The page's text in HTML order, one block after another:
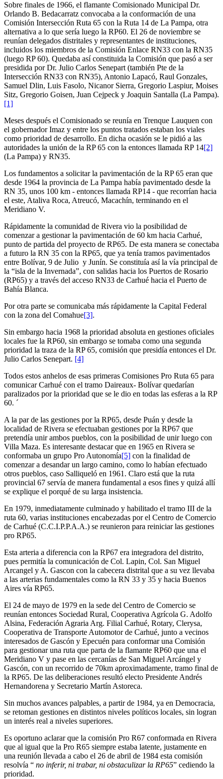
Sobre finales de 1966, el flamante Comisionado Municipal Dr.
Orlando B. Bedacarratz convocaba a la conformación de una
Comisión Intersección Ruta 65 con la Ruta 14 de La Pampa, otra
alternativa a lo que sería luego la RP60. El 26 de noviembre se
reunían delegados distritales y representantes de instituciones,
incluidos los miembros de la Comisión Enlace RN33 con la RN35
(luego RP 60). Quedaba así constituida la Comisión que pasó a ser
presidida por Dr. Julio Carlos Senepart (también Pte de la
Intersección RN33 con RN35), Antonio Lapacó, Raul Gonzales,
Samuel Dlin, Luis Fasolo, Nicanor Sierra, Gregorio Laspiur, Moises
Sitz, Gregorio Goisen, Juan Cejpeck y Joaquin Santalla (La Pampa).
[1]
Meses después el Comisionado se reunía en Trenque Lauquen con
el gobernador Imaz y entre los puntos tratados estaban los viales
como prioridad de desarrollo. En dicha ocasión se le pidió a las
autoridades la unión de la RP 65 con la entonces llamada RP 14[2]
(La Pampa) y RN35.
Los fundamentos a solicitar la pavimentación de la RP 65 eran que
desde 1964 la provincia de La Pampa había pavimentado desde la
RN 35, unos 100 km - entonces llamada RP14 - que recorrían hacia
el este, Ataliva Roca, Atreucó, Macachín, terminando en el
Meridiano V.
Rápidamente la comunidad de Rivera vio la posibilidad de
comenzar a gestionar la pavimentación de 60 km hacia Carhué,
punto de partida del proyecto de RP65. De esta manera se conectaba
a futuro la RN 35 con la RP65, que ya tenía tramos pavimentados
entre Bolívar, 9 de Julio y Junín. Se constituía así la vía principal de
la “isla de la Invernada”, con salidas hacia los Puertos de Rosario
(RP65) y a través del acceso RN33 de Carhué hacia el Puerto de
Bahía Blanca.
Por otra parte se comunicaba más rápidamente la Capital Federal
con la zona del Comahue[3].
Sin embargo hacia 1968 la prioridad absoluta en gestiones oficiales
locales fue la RP60, sin embargo se tomaba como una segunda
prioridad la traza de la RP 65, comisión que presidía entonces el Dr.
Julio Carlos Senepart. [4]
Todos estos anhelos de esas primeras Comisiones Pro Ruta 65 para
comunicar Carhué con el tramo Daireaux- Bolívar quedarían
paralizados por la prioridad que se le dio en todas las esferas a la RP
60. ´
A la par de las gestiones por la RP65, desde Puán y desde la
localidad de Rivera se efectuaban gestiones por la RP67 que
pretendía unir ambos pueblos, con la posibilidad de unir luego con
Villa Maza. Es interesante destacar que en 1965 en Rivera se
conformaba un grupo Pro Autonomía[5] con la finalidad de
comenzar a desandar un largo camino, como lo habían efectuado
otros pueblos, caso Salliqueló en 1961. Claro está que la ruta
provincial 67 servía de manera fundamental a esos fines y quizá allí
se explique el porqué de su larga insistencia.
En 1979, inmediatamente culminado y habilitado el tramo III de la
ruta 60, varias instituciones encabezadas por el Centro de Comercio
de Carhué (C.C.I.P.P.A.A.) se reunieron para reiniciar las gestiones
pro RP65.
Esta arteria a diferencia con la RP67 era integradora del distrito,
pues permitía la comunicación de Col. Lapin, Col. San Miguel
Arcangel y A. Gascon con la cabecera distrital que a su vez llevaba
a las arterias fundamentales como la RN 33 y 35 y hacia Buenos
Aires vía RP65.
El 24 de mayo de 1979 en la sede del Centro de Comercio se
reunían entonces Sociedad Rural, Cooperativa Agrícola G. Adolfo
Alsina, Federación Agraria Arg. Filial Carhué, Rotary, Clerysa,
Cooperativa de Transporte Automotor de Carhué, junto a vecinos
interesados de Gascón y Epecuén para conformar una Comisión
para gestionar una ruta que parta de la flamante RP60 que una el
Meridiano V y pase en las cercanías de San Miguel Arcángel y
Gascón, con un recorrido de 70km aproximadamente, tramo final de
la RP65. De las deliberaciones resultó electo Presidente Andrés
Hernandorena y Secretario Martín Astoreca.
Sin muchos avances palpables, a partir de 1984, ya en Democracia,
se retoman gestiones en distintos niveles políticos locales, sin logran
un interés real a niveles superiores.
Es oportuno aclarar que la comisión Pro R67 conformada en Rivera
que al igual que la Pro R65 siempre estaba latente, justamente en
una reunión llevada a cabo el 26 de abril de 1984 esta comisión
resolvía “ no inferir, ni trabar, ni obstaculizar la RP65” cediendo la
prioridad.